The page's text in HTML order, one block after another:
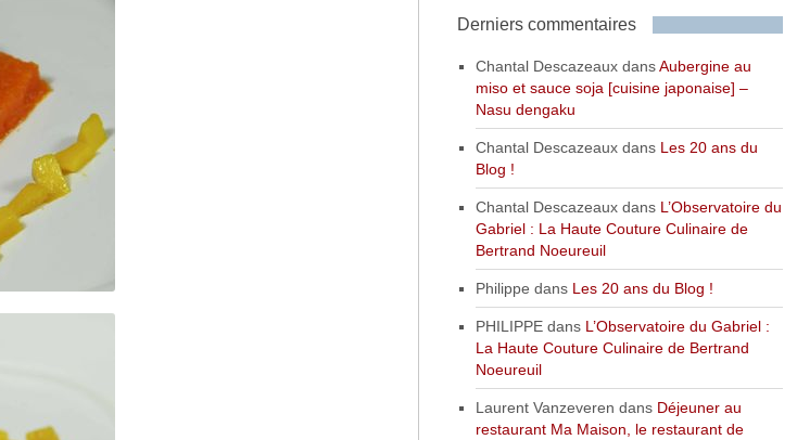
Derniers commentaires
Chantal DescazeauxdansAubergine au
miso et sauce soja [cuisine japonaise] –
Nasu dengaku
Chantal Descazeauxdans Les 20 ans du
Blog !
Chantal Descazeauxdans L’Observatoire du
Gabriel : La Haute Couture Culinaire de
Bertrand Noeureuil
Philippe dans Les 20 ans du Blog !
PHILIPPEdans L’Observatoire du Gabriel :
La Haute Couture Culinaire de Bertrand
Noeureuil
Laurent Vanzeveren dans Déjeuner au
restaurant Ma Maison, le restaurant de